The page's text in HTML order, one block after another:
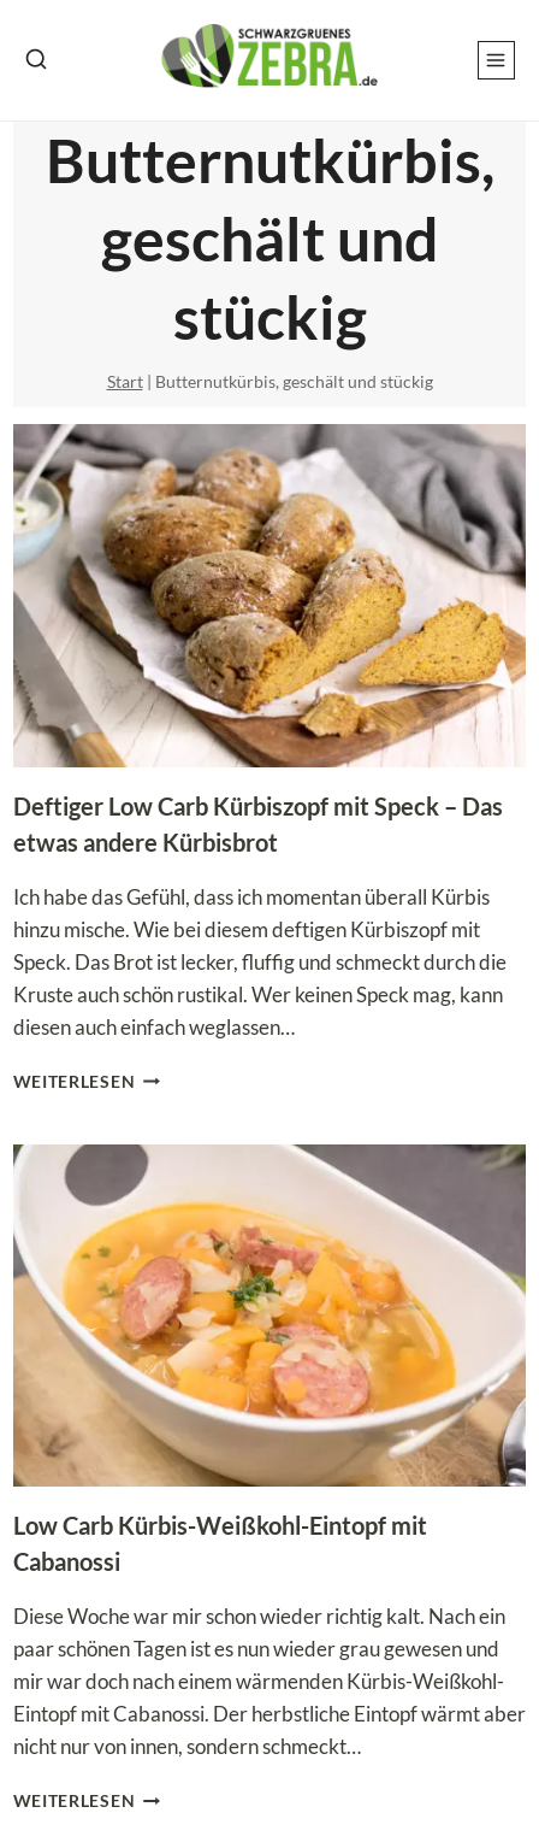
Inhalt
Butternutkürbis,
geschält und
stückig
Start| Butternutkürbis, geschält und stückig
Deftiger Low Carb Kürbiszopf mit Speck – Das
etwas andere Kürbisbrot
Ich habe das Gefühl, dass ich momentan überall Kürbis
hinzu mische. Wie bei diesem deftigen Kürbiszopf mit
Speck. Das Brot ist lecker, fluffig und schmeckt durch die
Kruste auch schön rustikal. Wer keinen Speck mag, kann
diesen auch einfach weglassen…
WEITERLESEN DEFTIGER
KÜRBISZOPF
MIT
SPECK
DAS
ETWAS
ANDERE
KÜRBISBROT
Low Carb Kürbis-Weißkohl-Eintopf mit
Cabanossi
Diese Woche war mir schon wieder richtig kalt. Nach ein
paar schönen Tagen ist es nun wieder grau gewesen und
mir war doch nach einem wärmenden Kürbis-Weißkohl-
Eintopf mit Cabanossi. Der herbstliche Eintopf wärmt aber
nicht nur von innen, sondern schmeckt…
WEITERLESEN LOW